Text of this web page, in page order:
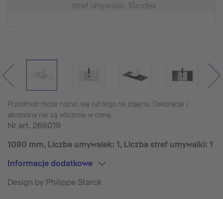
stref umywalki: 1Środek
Przedmiot może różnić się od tego na zdjęciu. Dekoracje i
akcesoria nie są wliczone w cenę.
Nr art. 268019
1080 mm, Liczba umywalek: 1, Liczba stref umywalki: 1
Informacje dodatkowe
Design by Philippe Starck